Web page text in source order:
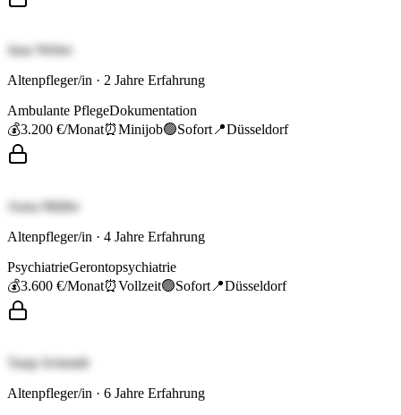
Jana Weber
Altenpfleger/in · 2 Jahre Erfahrung
Ambulante PflegeDokumentation
💰3.200 €/Monat⏰Minijob🟢Sofort 📍Düsseldorf
Anna Müller
Altenpfleger/in · 4 Jahre Erfahrung
PsychiatrieGerontopsychiatrie
💰3.600 €/Monat⏰Vollzeit🟢Sofort 📍Düsseldorf
Tanja Schmidt
Altenpfleger/in · 6 Jahre Erfahrung